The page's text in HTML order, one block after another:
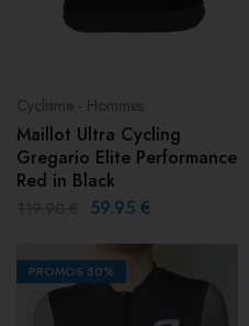
Cyclisme - Hommes
Maillot Ultra Cycling
Gregario Elite Performance
Red in Black
59.95 €
PROMOS 50%